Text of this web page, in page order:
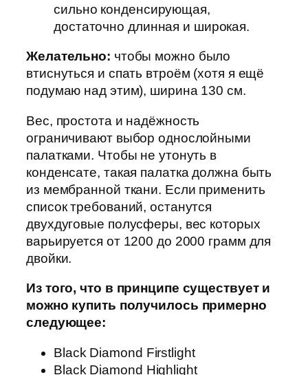
сильно конденсирующая,
достаточно длинная и широкая.
Желательно: чтобы можно было
втиснуться и спать втроём (хотя я ещё
подумаю над этим), ширина 130 см.
Вес, простота и надёжность
ограничивают выбор однослойными
палатками. Чтобы не утонуть в
конденсате, такая палатка должна быть
из мембранной ткани. Если применить
список требований, останутся
двухдуговые полусферы, вес которых
варьируется от 1200 до 2000 грамм для
двойки.
Из того, что в принципе существует и
можно купить получилось примерно
следующее:
Black Diamond Firstlight
Black Diamond Highlight